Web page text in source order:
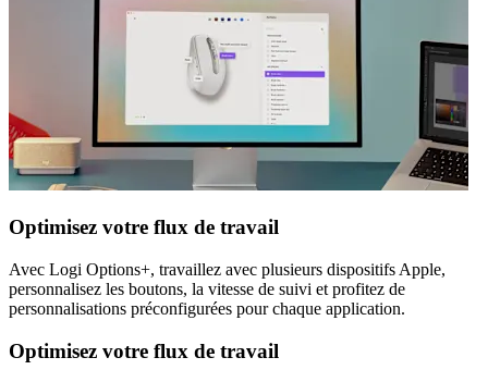
Optimisez votre flux de travail
Avec Logi Options+, travaillez avec plusieurs dispositifs Apple,
personnalisez les boutons, la vitesse de suivi et profitez de
personnalisations préconfigurées pour chaque application.
Optimisez votre flux de travail